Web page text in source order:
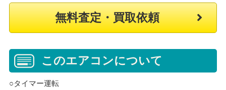
無料査定・買取依頼
このエアコンについて
○タイマー運転